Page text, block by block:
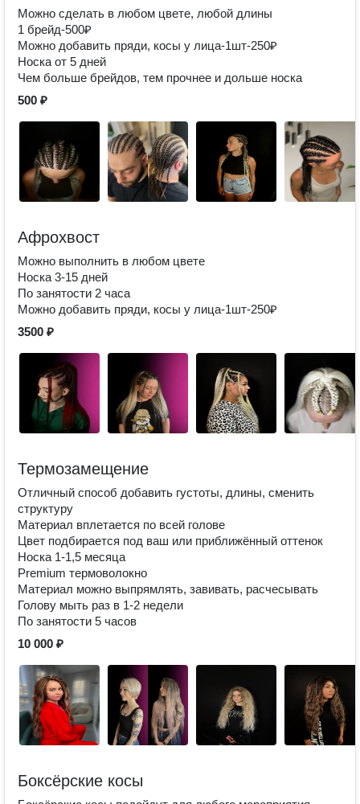
Можно сделать в любом цвете, любой длины
1 брейд-500₽
Можно добавить пряди, косы у лица-1шт-250₽
Носка от 5 дней
Чем больше брейдов, тем прочнее и дольше носка
500 ₽
Афрохвост
Можно выполнить в любом цвете
Носка 3-15 дней
По занятости 2 часа
Можно добавить пряди, косы у лица-1шт-250₽
3500 ₽
Термозамещение
Отличный способ добавить густоты, длины, сменить
структуру
Материал вплетается по всей голове
Цвет подбирается под ваш или приближённый оттенок
Носка 1-1,5 месяца
Premium термоволокно
Материал можно выпрямлять, завивать, расчесывать
Голову мыть раз в 1-2 недели
По занятости 5 часов
10 000 ₽
Боксёрские косы